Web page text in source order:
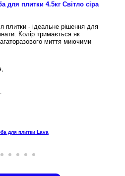
для плитки 4.5кг Світло сіра
плитки - ідеальне рішення для
Колір тримається як
миття миючими
для плитки Lava